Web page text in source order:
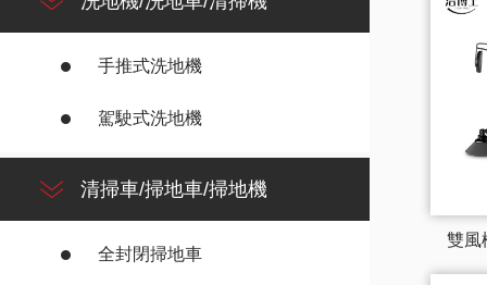
手推式洗地機
駕駛式洗地機
清掃車/掃地車/掃地機
全封閉掃地車
雙風